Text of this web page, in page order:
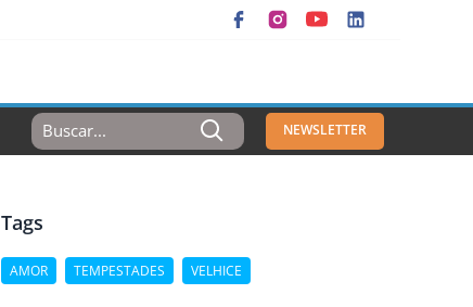
Resultados
Para:
NEWSLETTER
Tags
AMOR TEMPESTADES VELHICE